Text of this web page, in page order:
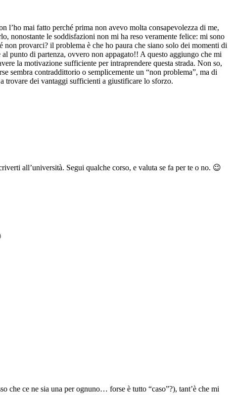
l’ho mai fatto perché prima non avevo molta consapevolezza di me,
nonostante le soddisfazioni non mi ha reso veramente felice: mi sono
provarci? il problema è che ho paura che siano solo dei momenti di
punto di partenza, ovvero non appagato!! A questo aggiungo che mi
la motivazione sufficiente per intraprendere questa strada. Non so,
sembra contraddittorio o semplicemente un “non problema”, ma di
trovare dei vantaggi sufficienti a giustificare lo sforzo.
all’università. Segui qualche corso, e valuta se fa per te o no. 😉
che ce ne sia una per ognuno… forse è tutto “caso”?), tant’è che mi